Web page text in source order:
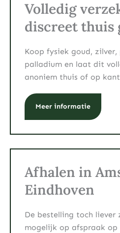
Volledig
discreet thuis
Koop fysiek goud,
palladium en laat dit
anoniem thuis of op
Meer informatie
Afhalen in
Eindhoven
De bestelling toch liever
mogelijk op afspraak op